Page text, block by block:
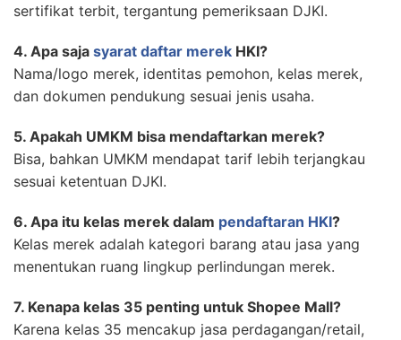
sertifikat terbit, tergantung pemeriksaan DJKI.
4. Apa saja syarat daftar merek HKI?
Nama/logo merek, identitas pemohon, kelas merek,
dan dokumen pendukung sesuai jenis usaha.
5. Apakah UMKM bisa mendaftarkan merek?
Bisa, bahkan UMKM mendapat tarif lebih terjangkau
sesuai ketentuan DJKI.
6. Apa itu kelas merek dalam pendaftaran HKI?
Kelas merek adalah kategori barang atau jasa yang
menentukan ruang lingkup perlindungan merek.
7. Kenapa kelas 35 penting untuk Shopee Mall?
Karena kelas 35 mencakup jasa perdagangan/retail,